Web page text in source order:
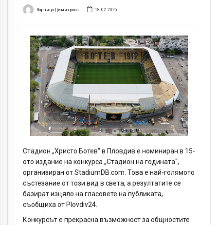
Зорница Димитрова 18.02.2025
Стадион „Христо Ботев“ в Пловдив е номиниран в 15-
ото издание на конкурса „Стадион на годината“,
организиран от StadiumDB.com. Това е най-голямото
състезание от този вид в света, а резултатите се
базират изцяло на гласовете на публиката,
съобщиха от Plovdiv24.
Конкурсът е прекрасна възможност за общностите